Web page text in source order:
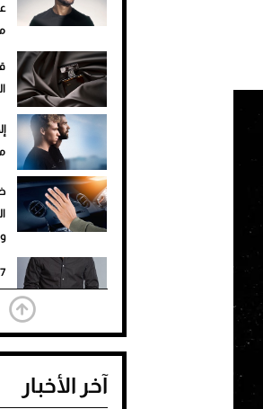
آخر الأخبار